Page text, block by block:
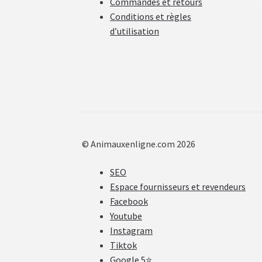
Conditions et règles
d’utilisation
© Animauxenligne.com 2026
SEO
Espace fournisseurs et revendeurs
Facebook
Youtube
Instagram
Tiktok
Google 5⭐